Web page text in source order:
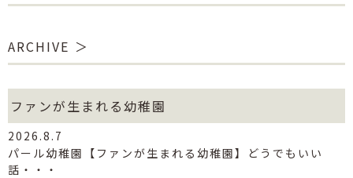
ARCHIVE
ファンが生まれる幼稚園
2026.8.7
パール幼稚園【ファンが生まれる幼稚園】どうでもいい
話・・・